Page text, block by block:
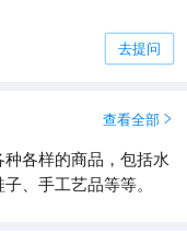
去提问
查看全部 
各样的商品，包括水
、手工艺品等等。